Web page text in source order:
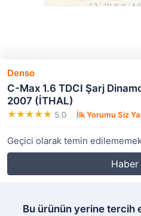
Denso
C-Max 1.6 TDCI Şarj
2007 (İTHAL)
5.0 İlk Yorumu Siz
Geçici olarak temin
Haber
Bu ürünün yerine tercih